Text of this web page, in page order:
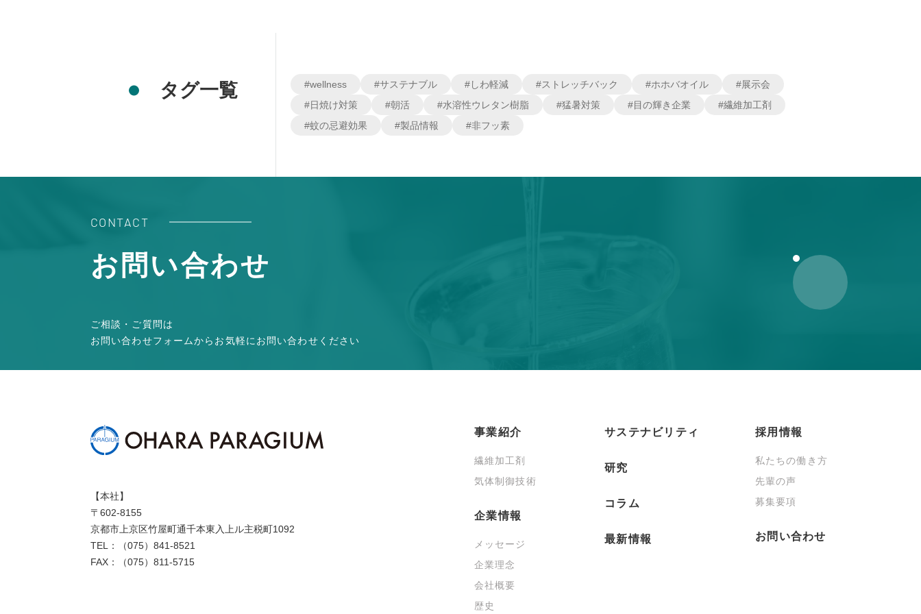
タグ一覧 #wellness #サステナブル #しわ軽減 #ストレッチバック #ホホバオイル
#展示会
#日焼け対策
#朝活 #水溶性ウレタン樹脂 #猛暑対策 #目の輝き企業
#繊維加工剤
#蚊の忌避効果
#製品情報 #非フッ素
CONTACT
お問い合わせ
ご相談・ご質問は
お問い合わせフォームからお気軽にお問い合わせください
【本社】
〒602-8155
京都市上京区竹屋町通千本東入上ル主税町1092
TEL：（075）841-8521
FAX：（075）811-5715
事業紹介
繊維加工剤
気体制御技術
企業情報
メッセージ
企業理念
会社概要
歴史
サステナビリティ
研究
コラム
最新情報
採用情報
私たちの働き方
先輩の声
募集要項
お問い合わせ